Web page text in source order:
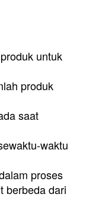
untuk
produk
saat
waktu
proses
berbeda dari